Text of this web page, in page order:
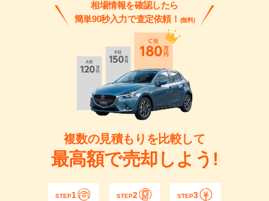
相場情報を確認したら
簡単90秒入力で査定依頼！ (無料)
複数の見積もりを比較して
最高額で売却しよう!
STEP1 STEP2 STEP3